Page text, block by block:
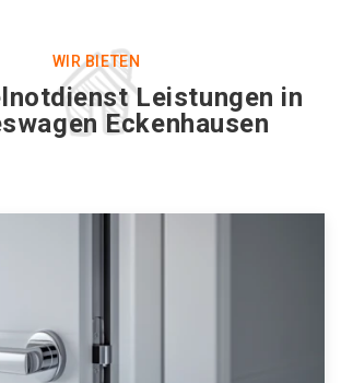
WIR BIETEN
Leistungen in
Eckenhausen